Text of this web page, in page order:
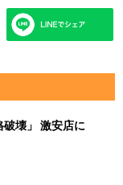
壊」 激安店に